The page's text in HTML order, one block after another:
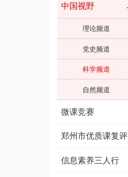
中国视野
理论频道
党史频道
科学频道
自然频道
微课竞赛
郑州市优质课复评
信息素养三人行